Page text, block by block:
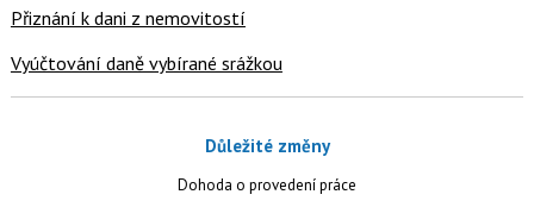
Přiznání k dani z nemovitostí
Vyúčtování daně vybírané srážkou
Důležité změny
Dohoda o provedení práce